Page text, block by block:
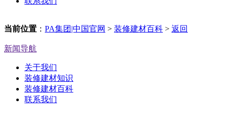
当前位置 ： PA集团|中国官网 > 装修建材百科 > 返回
新闻导航
关于我们
装修建材知识
装修建材百科
联系我们